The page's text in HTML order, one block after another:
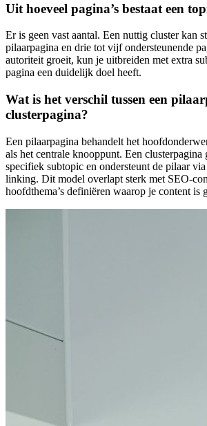
Uit hoeveel pagina’s bestaat een
Er is geen vast aantal. Een nuttig cluster kan
pilaarpagina en drie tot vijf ondersteunende
autoriteit groeit, kun je uitbreiden met extra
pagina een duidelijk doel heeft.
Wat is het verschil tussen een
clusterpagina?
Een pilaarpagina behandelt het
als het centrale knooppunt. Een clusterpagina
specifiek subtopic en ondersteunt de pilaar
linking. Dit model overlapt sterk met SEO-
hoofdthema’s definiëren waarop je content is